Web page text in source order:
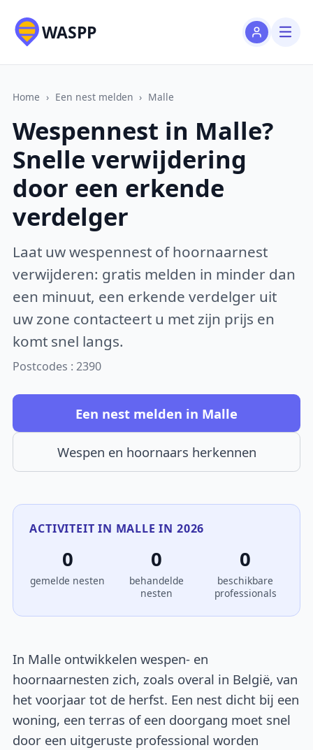
WASPP
Home › Een nest melden › Malle
Wespennest in Malle?
Snelle verwijdering
door een erkende
verdelger
Laat uw wespennest of hoornaarnest
verwijderen: gratis melden in minder dan
een minuut, een erkende verdelger uit
uw zone contacteert u met zijn prijs en
komt snel langs.
Postcodes : 2390
Een nest melden in Malle
Wespen en hoornaars herkennen
ACTIVITEIT IN MALLE IN 2026
0
gemelde nesten
0
behandelde
nesten
0
beschikbare
professionals
In Malle ontwikkelen wespen- en
hoornaarnesten zich, zoals overal in België, van
het voorjaar tot de herfst. Een nest dicht bij een
woning, een terras of een doorgang moet snel
door een uitgeruste professional worden